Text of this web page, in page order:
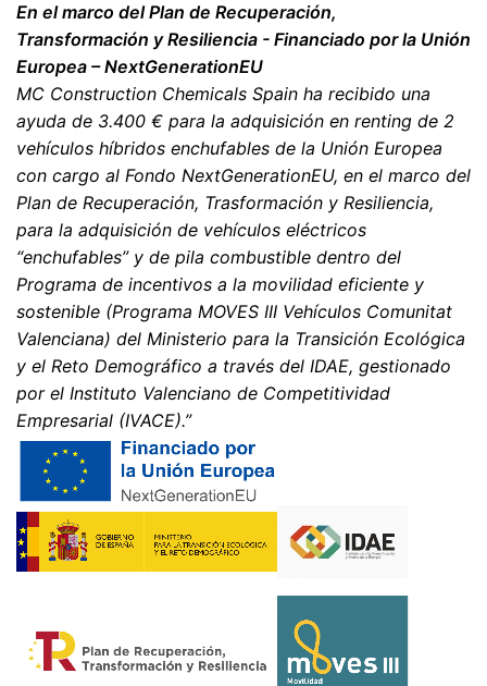
En el marco del Plan de Recuperación,
Transformación y Resiliencia - Financiado por la Unión
Europea – NextGenerationEU
MC Construction Chemicals Spain ha recibido una
ayuda de 3.400 € para la adquisición en renting de 2
vehículos híbridos enchufables de la Unión Europea
con cargo al Fondo NextGenerationEU, en el marco del
Plan de Recuperación, Trasformación y Resiliencia,
para la adquisición de vehículos eléctricos
“enchufables” y de pila combustible dentro del
Programa de incentivos a la movilidad eficiente y
sostenible (Programa MOVES III Vehículos Comunitat
Valenciana) del Ministerio para la Transición Ecológica
y el Reto Demográfico a través del IDAE, gestionado
por el Instituto Valenciano de Competitividad
Empresarial (IVACE).”